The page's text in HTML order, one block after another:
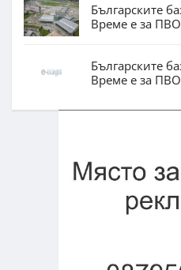
Българските
Време е за
Българските
Време е за